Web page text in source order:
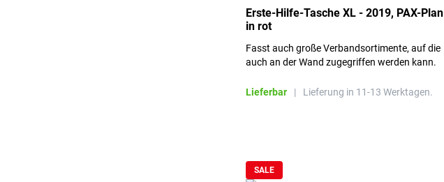
Erste-Hilfe-Tasche XL - 2019, PAX-Plan
in rot
Fasst auch große Verbandsortimente, auf die
auch an der Wand zugegriffen werden kann.
jeweiligen Einsatzort mitnehmen.
Lieferbar | Lieferung in 11-13 Werktagen.
SALE